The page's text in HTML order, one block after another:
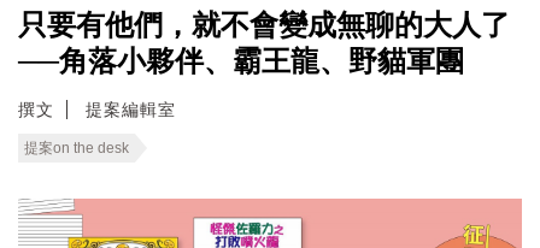
只要有他們，就不會變成無聊的大人了
──角落小夥伴、霸王龍、野貓軍團
撰文 提案編輯室
提案on the desk